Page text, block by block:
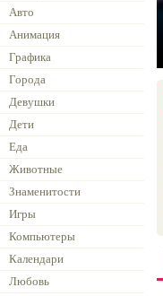
Авто
Анимация
Графика
Города
Девушки
Дети
Еда
Животные
Знаменитости
Игры
Компьютеры
Календари
Любовь